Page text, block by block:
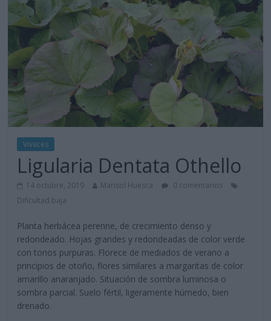
Vivaces
Ligularia Dentata Othello
14 octubre, 2019 Marisol Huesca
0 comentarios
Dificultad baja
Planta herbácea perenne, de crecimiento denso y
redondeado. Hojas grandes y redondeadas de color verde
con tonos purpuras. Florece de mediados de verano a
principios de otoño, flores similares a margaritas de color
amarillo anaranjado. Situación de sombra luminosa o
sombra parcial. Suelo fértil, ligeramente húmedo, bien
drenado.